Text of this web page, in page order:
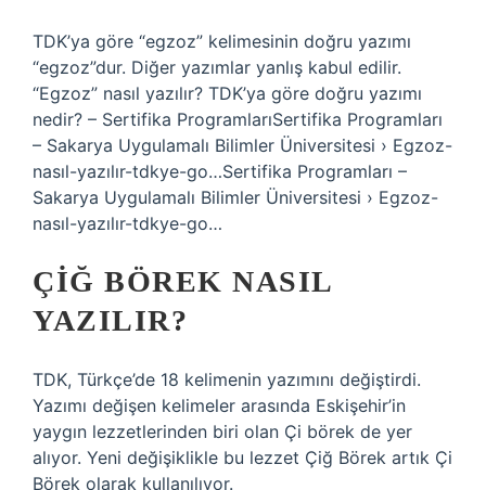
TDK’ya göre “egzoz” kelimesinin doğru yazımı
“egzoz”dur. Diğer yazımlar yanlış kabul edilir.
“Egzoz” nasıl yazılır? TDK’ya göre doğru yazımı
nedir? – Sertifika ProgramlarıSertifika Programları
– Sakarya Uygulamalı Bilimler Üniversitesi › Egzoz-
nasıl-yazılır-tdkye-go…Sertifika Programları –
Sakarya Uygulamalı Bilimler Üniversitesi › Egzoz-
nasıl-yazılır-tdkye-go…
ÇIĞ BÖREK NASIL
YAZILIR?
TDK, Türkçe’de 18 kelimenin yazımını değiştirdi.
Yazımı değişen kelimeler arasında Eskişehir’in
yaygın lezzetlerinden biri olan Çi börek de yer
alıyor. Yeni değişiklikle bu lezzet Çiğ Börek artık Çi
Börek olarak kullanılıyor.